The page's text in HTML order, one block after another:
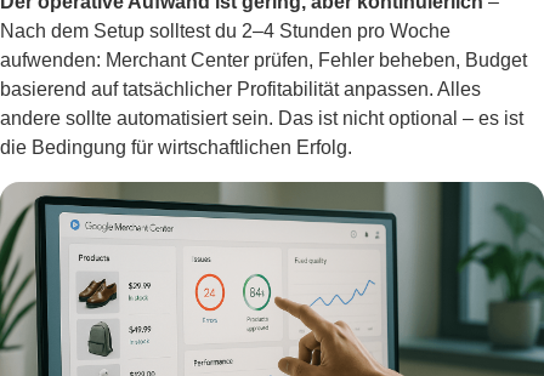
Nach dem Setup solltest du 2–4 Stunden pro Woche
aufwenden: Merchant Center prüfen, Fehler beheben, Budget
basierend auf tatsächlicher Profitabilität anpassen. Alles
andere sollte automatisiert sein. Das ist nicht optional – es ist
die Bedingung für wirtschaftlichen Erfolg.